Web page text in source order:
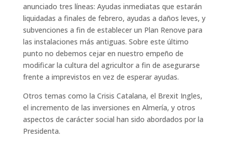
anunciado tres líneas: Ayudas inmediatas que estarán
liquidadas a finales de febrero, ayudas a daños leves, y
subvenciones a fin de establecer un Plan Renove para
las instalaciones más antiguas. Sobre este último
punto no debemos cejar en nuestro empeño de
modificar la cultura del agricultor a fin de asegurarse
frente a imprevistos en vez de esperar ayudas.
Otros temas como la Crisis Catalana, el Brexit Ingles,
el incremento de las inversiones en Almería, y otros
aspectos de carácter social han sido abordados por la
Presidenta.